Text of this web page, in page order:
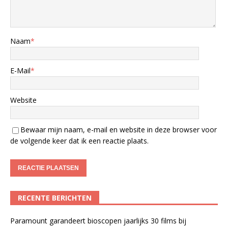
Naam*
E-Mail*
Website
Bewaar mijn naam, e-mail en website in deze browser voor
de volgende keer dat ik een reactie plaats.
RECENTE BERICHTEN
Paramount garandeert bioscopen jaarlijks 30 films bij